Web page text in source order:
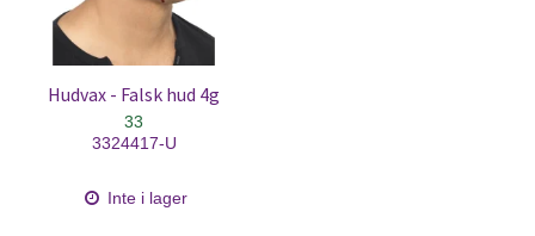
Hudvax - Falsk hud 4g
33
3324417-U
Inte i lager